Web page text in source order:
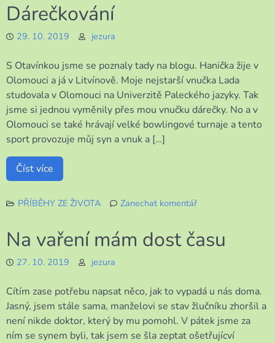
Dárečkování
29. 10. 2019 jezura
S Otavínkou jsme se poznaly tady na blogu. Hanička žije v
Olomouci a já v Litvínově. Moje nejstarší vnučka Lada
studovala v Olomouci na Univerzitě Paleckého jazyky. Tak
jsme si jednou vyměnily přes mou vnučku dárečky. No a v
Olomouci se také hrávají velké bowlingové turnaje a tento
sport provozuje můj syn a vnuk a […]
Číst více
PŘÍBĚHY ZE ŽIVOTA
Zanechat komentář
Na vaření mám dost času
27. 10. 2019 jezura
Cítím zase potřebu napsat něco, jak to vypadá u nás doma.
Jasný, jsem stále sama, manželovi se stav žlučníku zhoršil a
není nikde doktor, který by mu pomohl. V pátek jsme za
ním se synem byli, tak jsem se šla zeptat ošetřujícví